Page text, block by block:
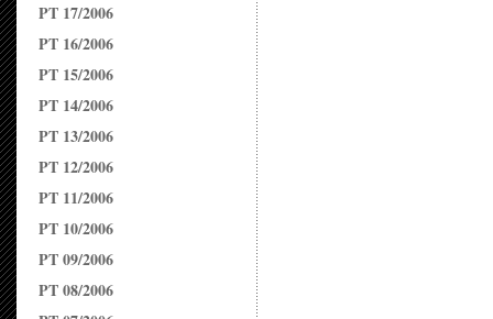
PT 17/2006
PT 16/2006
PT 15/2006
PT 14/2006
PT 13/2006
PT 12/2006
PT 11/2006
PT 10/2006
PT 09/2006
PT 08/2006